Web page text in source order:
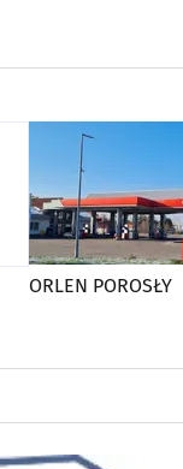
ORLEN POROSŁY